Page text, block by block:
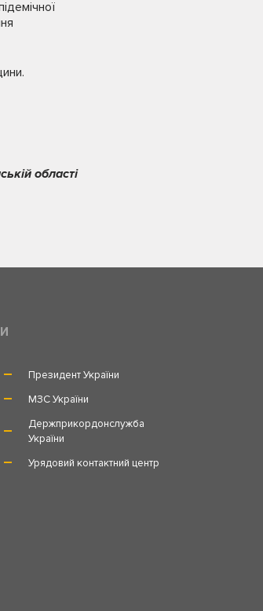
області
Президент України
МЗС України
Держприкордонслужба
України
Урядовий контактний центр